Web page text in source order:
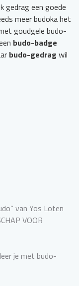
gedrag een goede
meer budoka het
goudgele budo-
budo-badge
budo-gedrag wil
van Yos Loten
VOOR
je met budo-